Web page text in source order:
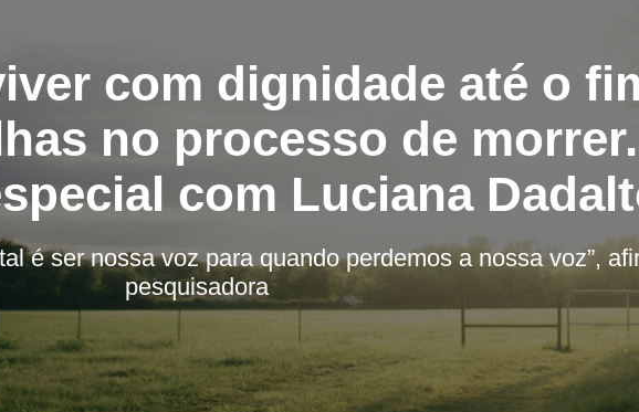
com dignidade até o
no processo de morrer.
com Luciana
é ser nossa voz para quando perdemos a nossa voz”,
pesquisadora